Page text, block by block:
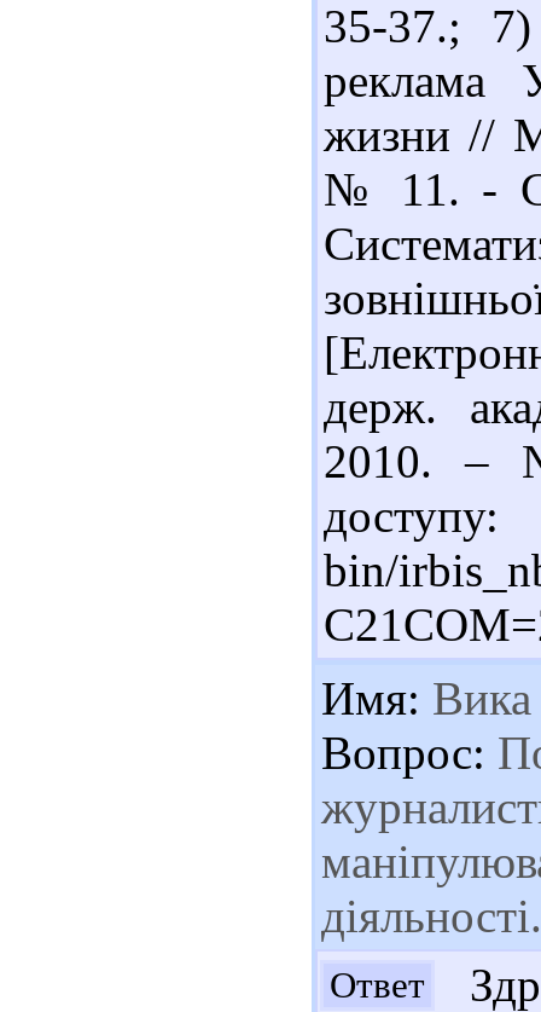
35-37.;
реклама
жизни //
№ 11. -
держ.
2010. –
bin/
Имя: Вика
Вопрос:
Ответ